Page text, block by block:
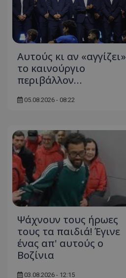
Αυτούς κι αν «αγγίζει»
το καινούργιο
περιβάλλον…
05.08.2026 - 08:22
Ψάχνουν τους ήρωες
τους τα παιδιά! Έγινε
ένας απ' αυτούς ο
Βοζίνια
03.08.2026 - 12:15